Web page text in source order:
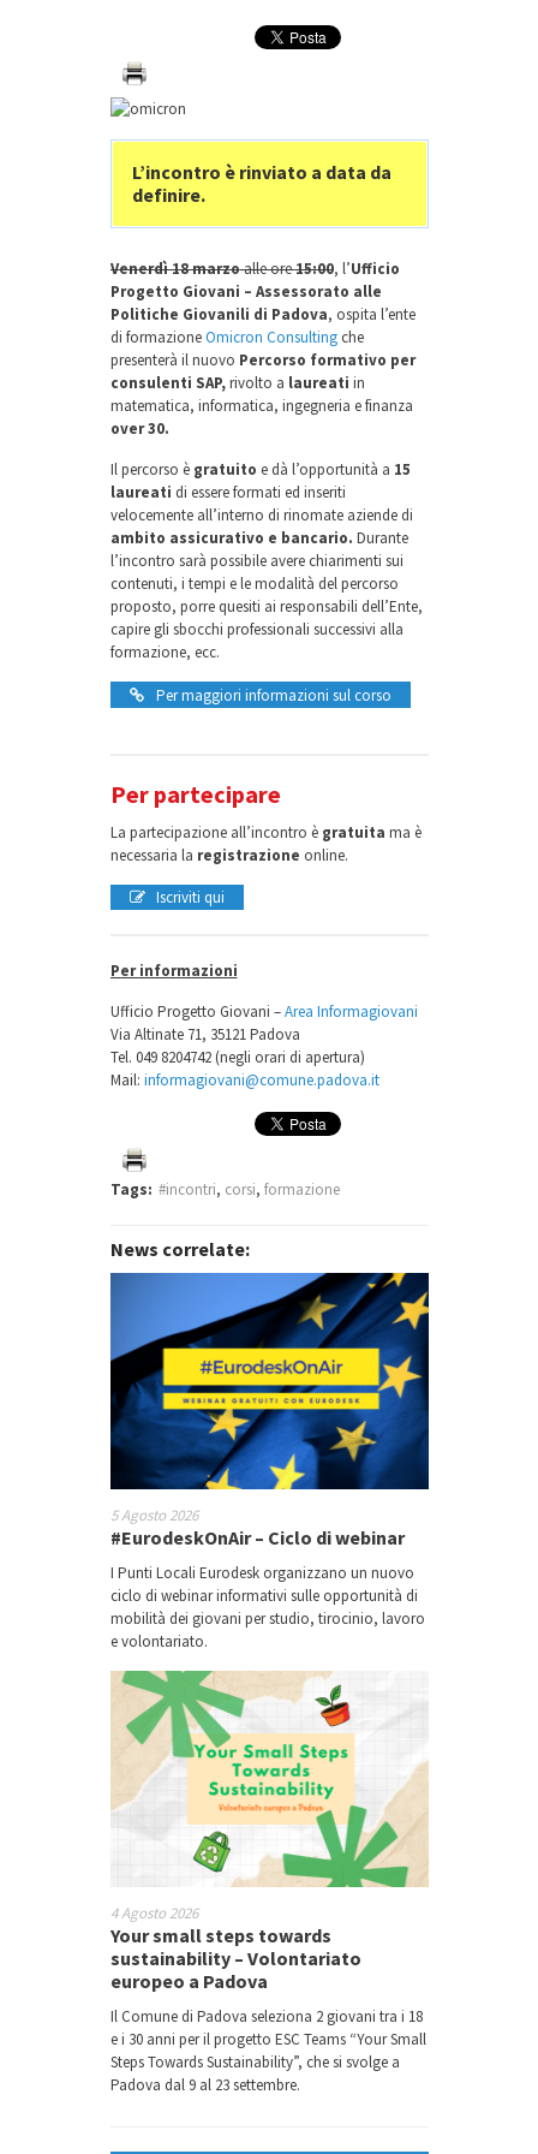
L’incontro è rinviato a data da
definire.
Venerdì 18 marzoalle ore15:00, l’Ufficio
Progetto Giovani – Assessorato alle
Politiche Giovanili di Padova, ospita l’ente
di formazioneOmicron Consultingche
presenterà il nuovo Percorso formativo per
consulenti SAP,rivolto a laureati in
matematica, informatica, ingegneria e finanza
over 30.
Il percorso è gratuito e dà l’opportunità a 15
laureati di essere formati ed inseriti
velocemente all’interno di rinomate aziende di
ambito assicurativo e bancario. Durante
l’incontro sarà possibile avere chiarimenti sui
contenuti, i tempi e le modalità del percorso
proposto, porre quesiti ai responsabili dell’Ente,
capire gli sbocchi professionali successivi alla
formazione, ecc.
Per maggiori informazioni sul corso
Per partecipare
La partecipazione all’incontro è gratuita ma è
necessaria la registrazione online.
Iscriviti qui
Per informazioni
Ufficio Progetto Giovani –Area Informagiovani
Via Altinate 71, 35121 Padova
Tel. 049 8204742 (negli orari di apertura)
Mail: informagiovani@comune.padova.it
Tags: #incontri, corsi, formazione
News correlate:
5 Agosto 2026
#EurodeskOnAir – Ciclo di webinar
I Punti Locali Eurodesk organizzano un nuovo
ciclo di webinar informativi sulle opportunità di
mobilità dei giovani per studio, tirocinio, lavoro
e volontariato.
4 Agosto 2026
Your small steps towards
sustainability – Volontariato
europeo a Padova
Il Comune di Padova seleziona 2 giovani tra i 18
e i 30 anni per il progetto ESC Teams “Your Small
Steps Towards Sustainability”, che si svolge a
Padova dal 9 al 23 settembre.